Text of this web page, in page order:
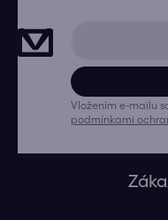
Vložením e-mailu
podmínkami